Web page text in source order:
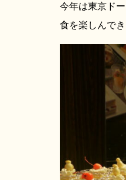
今年は東京ド
食を楽しんでき